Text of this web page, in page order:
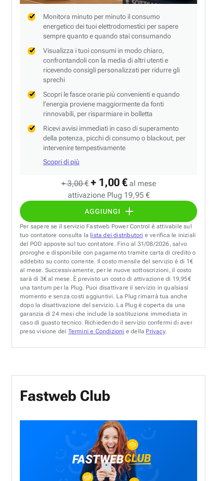
+ 3,00 € + 1,00 € al mese
attivazione Plug 19,95 €
AGGIUNGI
Monitora minuto per minuto il consumo
energetico dei tuoi elettrodomestici per sapere
sempre quanto e quando stai consumando
Visualizza i tuoi consumi in modo chiaro,
confrontandoli con la media di altri utenti e
ricevendo consigli personalizzati per ridurre gli
sprechi
Scopri le fasce orarie più convenienti e quando
l’energia proviene maggiormente da fonti
rinnovabili, per risparmiare in bolletta
Ricevi avvisi immediati in caso di superamento
della potenza, picchi di consumo o blackout, per
intervenire tempestivamente
Scopri di più
Per sapere se il servizio Fastweb Power Control è attivabile sul
tuo contatore consulta la lista dei distributori e verifica le iniziali
del POD apposte sul tuo contatore. Fino al 31/08/2026, salvo
proroghe e disponibile con pagamento tramite carta di credito o
addebito su conto corrente. Il costo mensile del servizio è di 1€
al mese. Successivamente, per le nuove sottoscrizioni, il costo
sarà di 3€ al mese. È previsto un costo di attivazione di 19,95€
una tantum per la Plug. Puoi disattivare il servizio in qualsiasi
momento e senza costi aggiuntivi. La Plug rimarrà tua anche
dopo la disattivazione del servizio. La Plug è coperta da una
garanzia di 24 mesi che include la sostituzione immediata in
caso di guasto tecnico. Richiedendo il servizio confermi di aver
preso visione dei Termini e Condizioni e della Privacy.
Fastweb Club